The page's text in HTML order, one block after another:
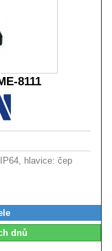
8111
hlavice: čep
dnů